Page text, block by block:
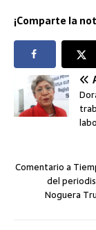
¡Comparte la
Comentario a
del
Noguera